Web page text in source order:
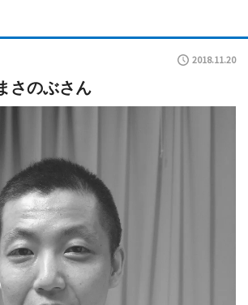
2018.11.20
さのぶさん